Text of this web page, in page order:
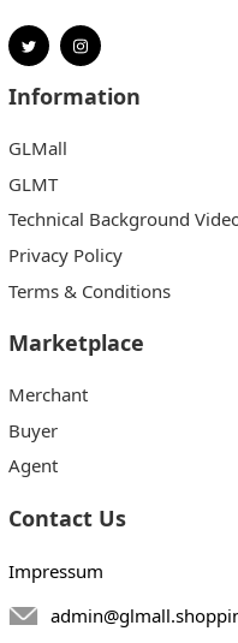
Information
GLMall
GLMT
Technical Background
Privacy Policy
Terms & Conditions
Marketplace
Merchant
Buyer
Agent
Contact Us
Impressum